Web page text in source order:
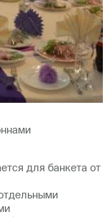
для банкета от